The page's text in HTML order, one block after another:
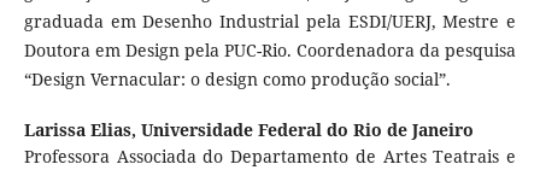
graduada em Desenho Industrial pela ESDI/UERJ, Mestre e
Doutora em Design pela PUC-Rio. Coordenadora da pesquisa
“Design Vernacular: o design como produção social”.
Larissa Elias, Universidade Federal do Rio de Janeiro
Professora Associada do Departamento de Artes Teatrais e